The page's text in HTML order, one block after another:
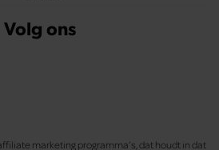
Volg ons
marketing programma’s, dat houdt in dat